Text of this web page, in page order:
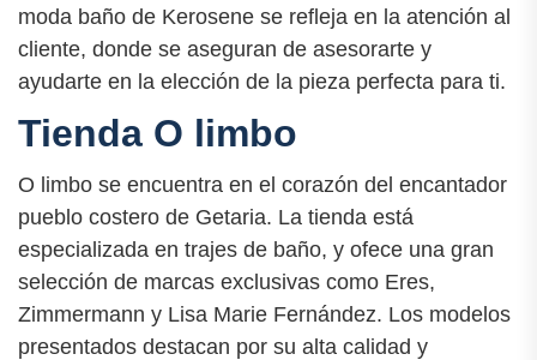
moda baño de Kerosene se refleja en la atención al
cliente, donde se aseguran de asesorarte y
ayudarte en la elección de la pieza perfecta para ti.
Tienda O limbo
O limbo se encuentra en el corazón del encantador
pueblo costero de Getaria. La tienda está
especializada en trajes de baño, y ofece una gran
selección de marcas exclusivas como Eres,
Zimmermann y Lisa Marie Fernández. Los modelos
presentados destacan por su alta calidad y